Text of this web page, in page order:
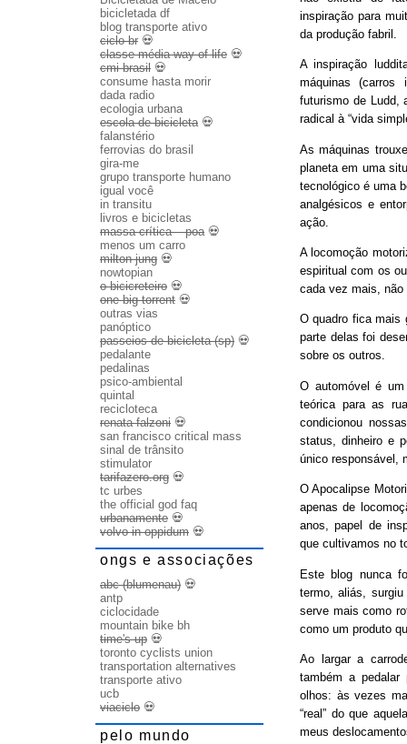
inspiração para
da produção fabril.
A inspiração
máquinas (carros
futurismo de Ludd,
radical à “vida
As máquinas
planeta em uma
tecnológico é uma
analgésicos e
ação.
A locomoção
espiritual com os
cada vez mais,
O quadro fica mais
parte delas foi
sobre os outros.
O automóvel é
teórica para as
condicionou
status, dinheiro e
único responsável,
O Apocalipse
apenas de
anos, papel de
que cultivamos no
Este blog nunca
termo, aliás,
serve mais como
como um produto
Ao largar a
também a pedalar
olhos: às vezes
“real” do que
meus
bicicletada df
blog transporte ativo
ciclo br 💀
classe média way of life 💀
cmi brasil 💀
consume hasta morir
dada radio
ecologia urbana
escola de bicicleta💀
falanstério
ferrovias do brasil
gira-me
grupo transporte humano
igual você
in transitu
livros e bicicletas
massa crítica – poa💀
menos um carro
milton jung 💀
nowtopian
o bicicreteiro 💀
one big torrent 💀
outras vias
panóptico
passeios de bicicleta (sp) 💀
pedalante
pedalinas
psico-ambiental
quintal
recicloteca
renata falzoni 💀
san francisco critical mass
sinal de trânsito
stimulator
tarifazero.org 💀
tc urbes
the official god faq
urbanamente 💀
volvo in oppidum 💀
ongs e associações
abc (blumenau) 💀
antp
ciclocidade
mountain bike bh
time's up 💀
toronto cyclists union
transportation alternatives
transporte ativo
ucb
viaciclo 💀
pelo mundo